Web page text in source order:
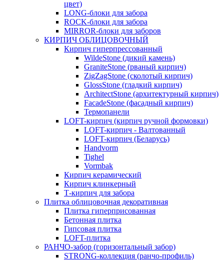
цвет)
LONG-блоки для забора
ROCK-блоки для забора
MIRROR-блоки для заборов
КИРПИЧ ОБЛИЦОВОЧНЫЙ
Кирпич гиперпрессованный
WildeStone (дикий камень)
GraniteStone (рваный кирпич)
ZigZagStone (сколотый кирпич)
GlossStone (гладкий кирпич)
ArchitectStone (архитектурный кирпич)
FacadeStone (фасадный кирпич)
Термопанели
LOFT-кирпич (кирпич ручной формовки)
LOFT-кирпич - Валтованный
LOFT-кирпич (Беларусь)
Handvorm
Tighel
Vormbak
Кирпич керамический
Кирпич клинкерный
Т-кирпич для забора
Плитка облицовочная декоративная
Плитка гиперприсованная
Бетонная плитка
Гипсовая плитка
LOFT-плитка
РАНЧО-забор (горизонтальный забор)
STRONG-коллекция (ранчо-профиль)